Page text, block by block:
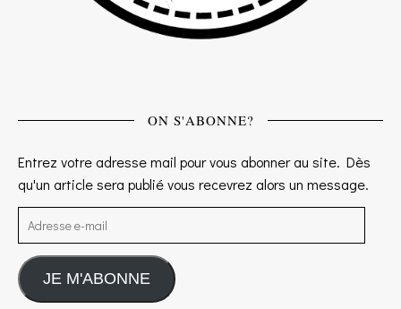
ON S'ABONNE?
Entrez votre adresse mail pour vous abonner au site. Dès
qu'un article sera publié vous recevrez alors un message.
Adresse e-mail
JE M'ABONNE